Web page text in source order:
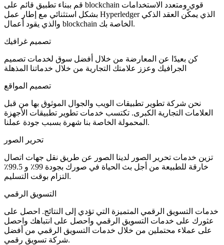
قم ببناء تطبيق قائم على blockchain قوي ومتعدد الاستخدامات
بشكل استثنائي مع إطار عمل Hyperledger الذي يمكّن العقد الذكي
والذي يقود أعمال blockchain الخاصة بك.
تصميم غرافيك
كن بعيدًا عن المعارضة من خلال أفضل سوق لخدمات تصميم
الجرافيك وعزز علامتك التجارية من خلال خدماتنا المذهلة
تصميم المواقع
نحن شركة تطوير تطبيقات الويب والجوال الموثوق بها من قبل
العلامات التجارية الكبرى. تكتسب خدمات تطوير تطبيقات الأجهزة
المحمولة الخاصة بنا شهرة بسبب جودة عملنا.
تحرير الصور
تزين خدمات تحرير الصور لدينا الصور عن طريق نقل جهات اتصال
خارقة للطبيعة من أجل بث الحياة في صورك بجودة 99٪ و 99.5٪
التزام بوقت التسليم.
التسويق الرقمي
خدمات التسويق الرقمي المتميزة التي تؤدي إلى النتائج. احصل على
عثورك على خدمات التسويق الرقمي واحصل على انتباهك واحصل
على عملاء محتملين من خلال خدمات التسويق الرقمي من أفضل
شركة تسويق رقمي.